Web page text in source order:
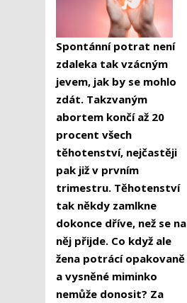
Spontánní potrat není
zdaleka tak vzácným
jevem, jak by se mohlo
zdát. Takzvaným
abortem končí až 20
procent všech
těhotenství, nejčastěji
pak již v prvním
trimestru. Těhotenství
tak někdy zamlkne
dokonce dříve, než se na
něj přijde. Co když ale
žena potrácí opakovaně
a vysněné miminko
nemůže donosit? Za